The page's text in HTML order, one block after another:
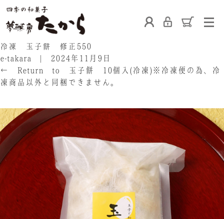
ホーム
たからの上生菓子 たからについて 店舗案内
ブログ 会社概要 採用情報
冷凍 玉子餅 修正550
e-takara
2024年11月9日
←
Return to 玉子餅 10個入(冷凍)※冷凍便の為、冷
凍商品以外と同梱できません。